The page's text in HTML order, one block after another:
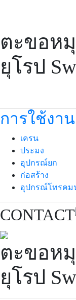
ตะขอห
ยุโรป
การใช้งาน
เครน
ประมง
อุปกรณ์ยก
ก่อสร้าง
อุปกรณ์โทรคม
CONTACT
ตะขอห
ยุโรป